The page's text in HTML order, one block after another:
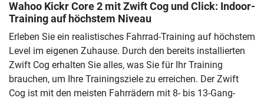
Wahoo Kickr Core 2 mit Zwift Cog und Click: Indoor-
Training auf höchstem Niveau
Erleben Sie ein realistisches Fahrrad-Training auf höchstem
Level im eigenen Zuhause. Durch den bereits installierten
Zwift Cog erhalten Sie alles, was Sie für Ihr Training
brauchen, um Ihre Trainingsziele zu erreichen. Der Zwift
Cog ist mit den meisten Fahrrädern mit 8- bis 13-Gang-